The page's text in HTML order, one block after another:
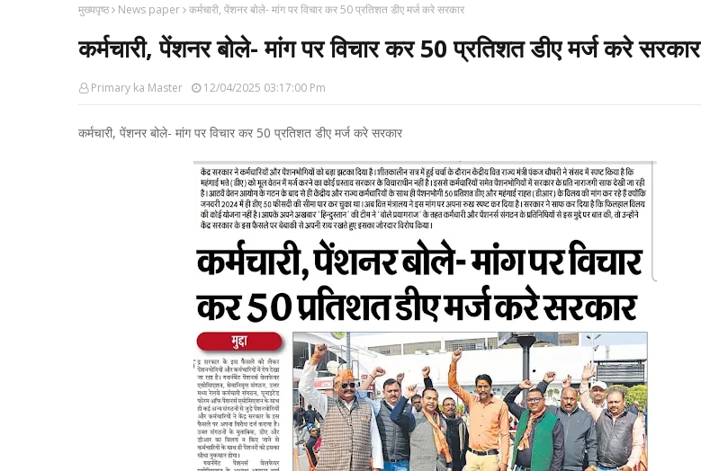
मुख्यपृष्ठ News paper कर्मचारी, पेंशनर बोले- मांग पर विचार कर 50 प्रतिशत डीए मर्ज करे सरकार
कर्मचारी, पेंशनर बोले- मांग पर विचार कर 50 प्रतिशत डीए मर्ज करे सरकार
Primary ka Master 12/04/2025 03:17:00 Pm
कर्मचारी, पेंशनर बोले- मांग पर विचार कर 50 प्रतिशत डीए मर्ज करे सरकार